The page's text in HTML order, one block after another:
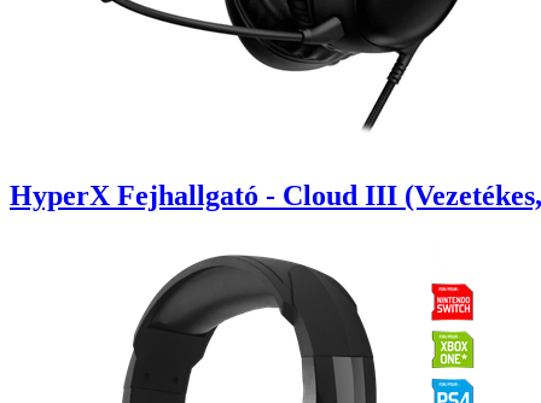
HyperX Fejhallgató - Cloud III